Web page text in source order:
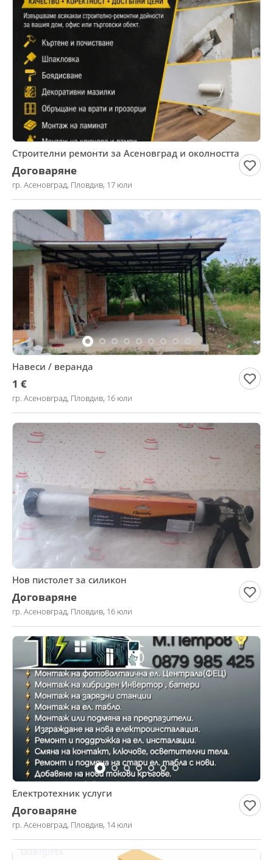
Строителни ремонти за Асеновград и околността
Договаряне
гр. Асеновград, Пловдив, 17 юли
Навеси / веранда
1 €
гр. Асеновград, Пловдив, 16 юли
Нов пистолет за силикон
Договаряне
гр. Асеновград, Пловдив, 16 юли
Електротехник услуги
Договаряне
гр. Асеновград, Пловдив, 14 юли